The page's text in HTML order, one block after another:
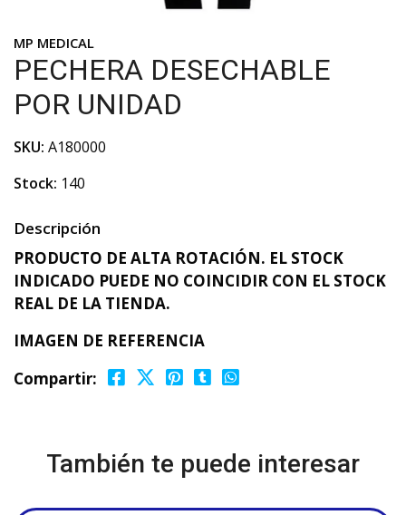
MP MEDICAL
PECHERA DESECHABLE
POR UNIDAD
SKU: A180000
Stock: 140
Descripción
PRODUCTO DE ALTA ROTACIÓN. EL STOCK
INDICADO PUEDE NO COINCIDIR CON EL STOCK
REAL DE LA TIENDA.
IMAGEN DE REFERENCIA
Compartir:
También te puede interesar